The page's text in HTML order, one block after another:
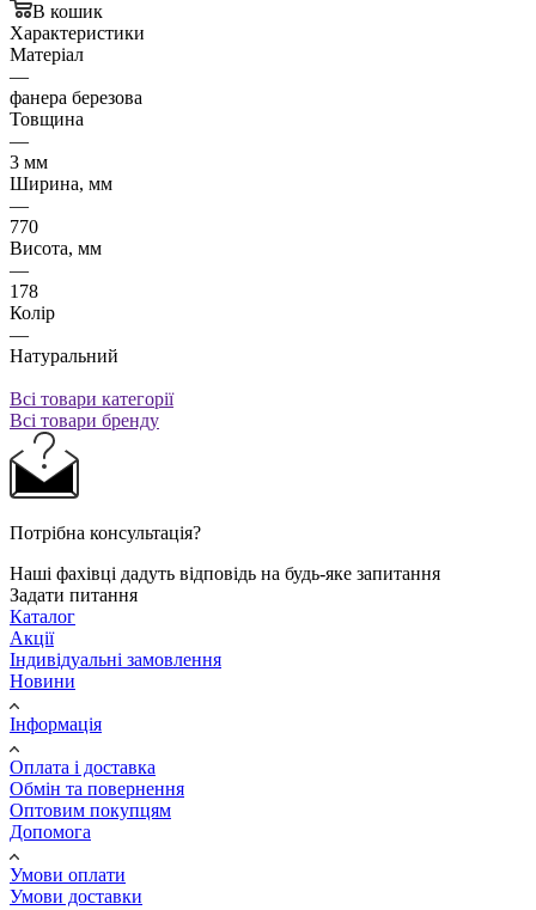
В кошик
Характеристики
Матеріал
—
фанера березова
Товщина
—
3 мм
Ширина, мм
—
770
Висота, мм
—
178
Колір
—
Натуральний
Всі товари категорії
Всі товари бренду
Потрібна консультація?
Наші фахівці дадуть відповідь на будь-яке запитання
Задати питання
Каталог
Акції
Індивідуальні замовлення
Новини
Інформація
Оплата і доставка
Обмін та повернення
Оптовим покупцям
Допомога
Умови оплати
Умови доставки